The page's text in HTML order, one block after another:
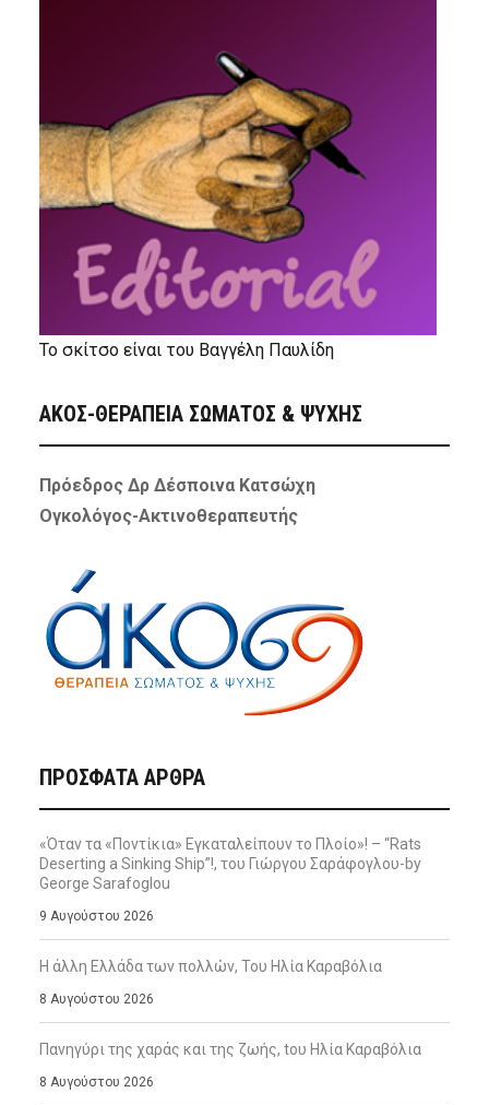
Το σκίτσο είναι του Βαγγέλη Παυλίδη
ΑΚΟΣ-ΘΕΡΑΠΕΙΑ ΣΩΜΑΤΟΣ & ΨΥΧΗΣ
Πρόεδρος Δρ Δέσποινα Κατσώχη
Ογκολόγος-Ακτινοθεραπευτής
ΠΡΌΣΦΑΤΑ ΆΡΘΡΑ
«Όταν τα «Ποντίκια» Εγκαταλείπουν το Πλοίο»! – “Rats
Deserting a Sinking Ship”!, του Γιώργου Σαράφογλου-by
George Sarafoglou
9 Αυγούστου 2026
Η άλλη Ελλάδα των πολλών, Του Ηλία Καραβόλια
8 Αυγούστου 2026
Πανηγύρι της χαράς και της ζωής, tου Ηλία Καραβόλια
8 Αυγούστου 2026